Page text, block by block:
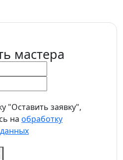
мастера
"Оставить заявку",
на обработку